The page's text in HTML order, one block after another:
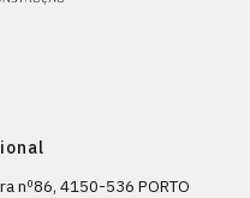
nº86, 4150-536 PORTO